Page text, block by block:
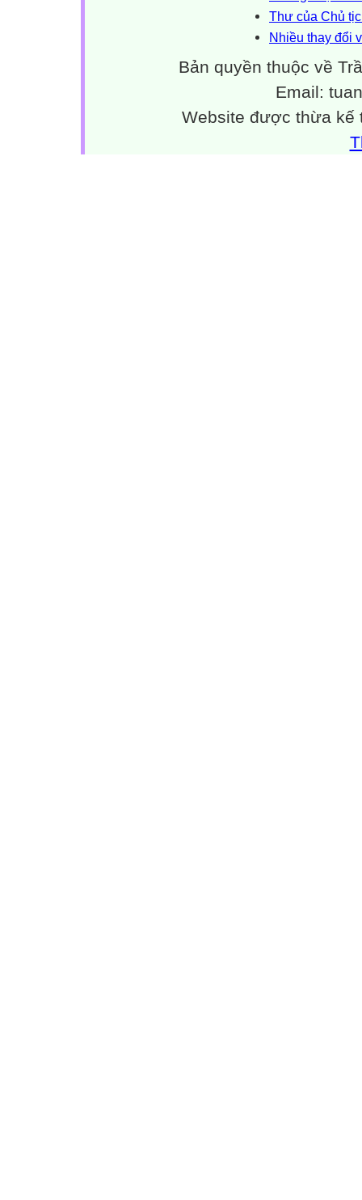
Thư của Chủ
Nhiều thay đổi
Bản quyền thuộc về
Email:
Website được thừa